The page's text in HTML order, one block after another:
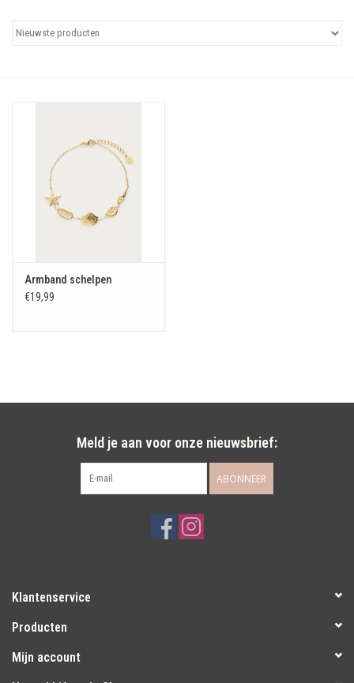
Armband schelpen
€19,99
Meld je aan voor onze nieuwsbrief:
ABONNEER
Klantenservice
Producten
Mijn account